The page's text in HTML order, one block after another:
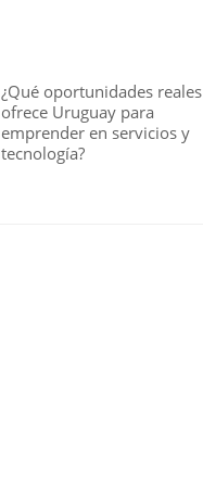
¿Qué oportunidades reales
ofrece Uruguay para
emprender en servicios y
tecnología?